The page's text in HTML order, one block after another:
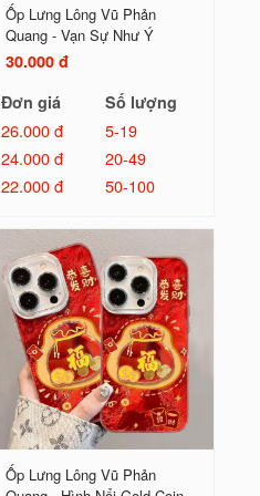
Ốp Lưng Lông Vũ Phản
Quang - Vạn Sự Như Ý
30.000 đ
Đơn giá
Số lượng
26.000 đ
5-19
24.000 đ
20-49
22.000 đ
50-100
Ốp Lưng Lông Vũ Phản